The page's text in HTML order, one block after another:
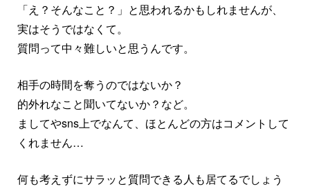
「え？そんなこと？」と思われるかもしれませんが、
実はそうではなくて。
質問って中々難しいと思うんです。
相手の時間を奪うのではないか？
的外れなこと聞いてないか？など。
ましてやsns上でなんて、ほとんどの方はコメントして
くれません…
何も考えずにサラッと質問できる人も居てるでしょう